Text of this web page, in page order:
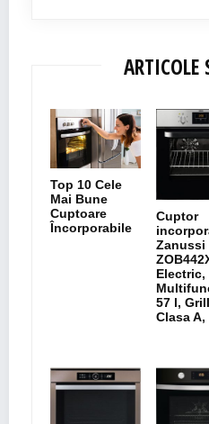
ARTICOLE
Top 10 Cele
Mai Bune
Cuptoare
Încorporabile
Cuptor
Zanussi
Electric,
57 l,
Clasa